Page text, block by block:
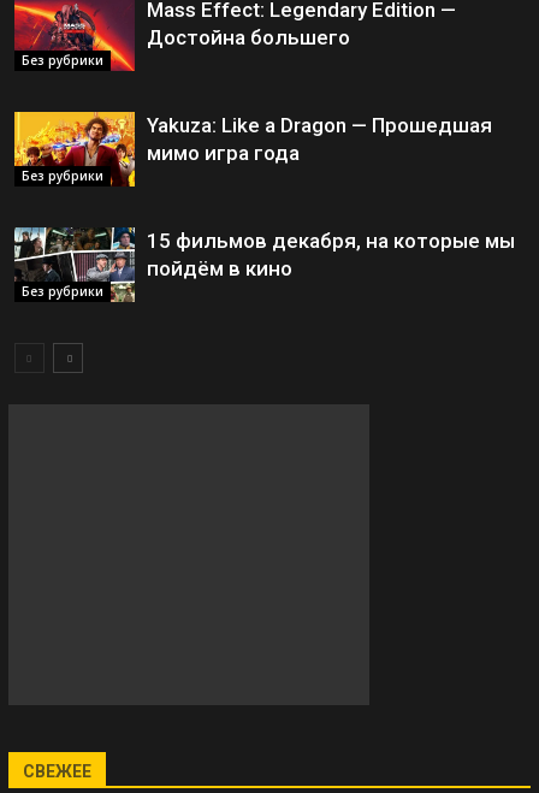
Без рубрики
Mass Effect: Legendary Edition —
Достойна большего
Без рубрики
Yakuza: Like a Dragon — Прошедшая
мимо игра года
Без рубрики
15 фильмов декабря, на которые мы
пойдём в кино
СВЕЖЕЕ